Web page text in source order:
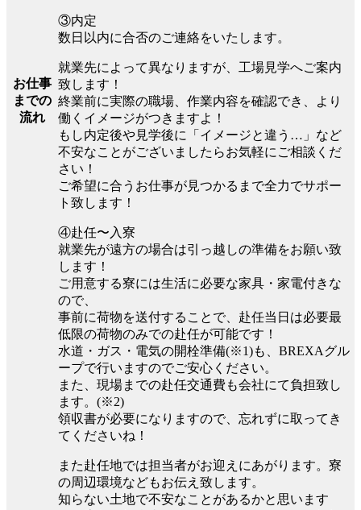
お仕事
までの
流れ
③内定
数日以内に合否のご連絡をいたします。
就業先によって異なりますが、工場見学へご案内
致します！
終業前に実際の職場、作業内容を確認でき、より
働くイメージがつきますよ！
もし内定後や見学後に「イメージと違う…」など
不安なことがございましたらお気軽にご相談くだ
さい！
ご希望に合うお仕事が見つかるまで全力でサポー
ト致します！
④赴任〜入寮
就業先が遠方の場合は引っ越しの準備をお願い致
します！
ご用意する寮には生活に必要な家具・家電付きな
ので、
事前に荷物を送付することで、赴任当日は必要最
低限の荷物のみでの赴任が可能です！
水道・ガス・電気の開栓準備(※1)も、BREXAグル
ープで行いますのでご安心ください。
また、現場までの赴任交通費も会社にて負担致し
ます。(※2)
領収書が必要になりますので、忘れずに取ってき
てくださいね！
また赴任地では担当者がお迎えにあがります。寮
の周辺環境などもお伝え致します。
知らない土地で不安なことがあるかと思います